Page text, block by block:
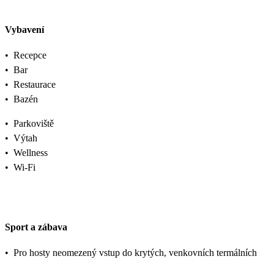
Vybavení
• Recepce
• Bar
• Restaurace
• Bazén
• Parkoviště
• Výtah
• Wellness
• Wi-Fi
Sport a zábava
• Pro hosty neomezený vstup do krytých, venkovních termálních